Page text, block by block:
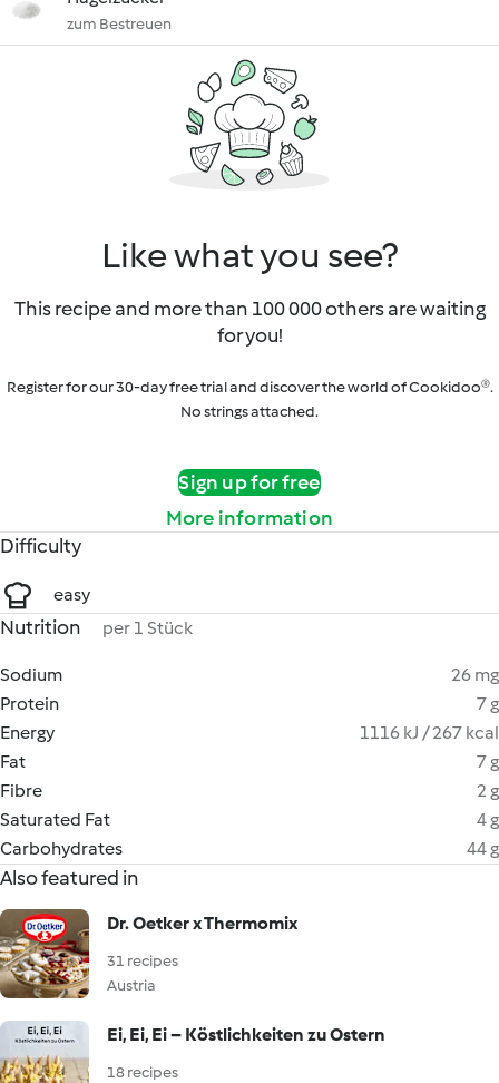
zum Bestreuen
Like what you see?
This recipe and more than 100 000 others are waiting
for you!
Register for our 30-day free trial and discover the world of Cookidoo®.
No strings attached.
Sign up for free
More information
Difficulty
easy
Nutrition per 1 Stück
Sodium
26 mg
Protein
7 g
Energy
1116 kJ / 267 kcal
Fat
7 g
Fibre
2 g
Saturated Fat
4 g
Carbohydrates
44 g
Also featured in
Dr. Oetker x Thermomix
31 recipes
Austria
Ei, Ei, Ei – Köstlichkeiten zu Ostern
18 recipes